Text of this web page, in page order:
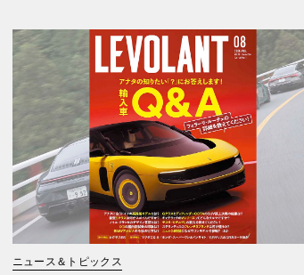
ニュース＆トピックス